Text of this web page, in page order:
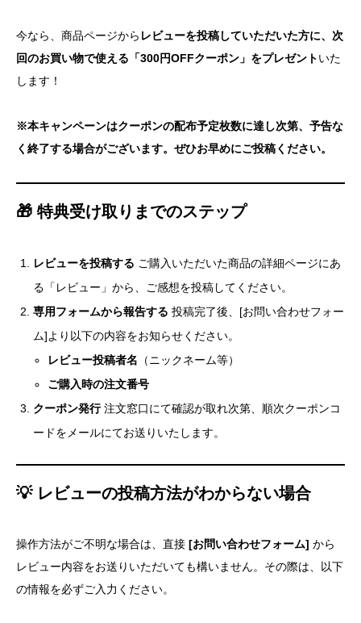
今なら、商品ページから レビューを投稿していただいた方に、次
回のお買い物で使える「300円OFFクーポン」をプレゼントいた
します！
※本キャンペーンはクーポンの配布予定枚数に達し次第、予告な
く終了する場合がございます。ぜひお早めにご投稿ください。
🎁 特典受け取りまでのステップ
レビューを投稿する ご購入いただいた商品の詳細ページにあ
る「レビュー」から、ご感想を投稿してください。
専用フォームから報告する 投稿完了後、[お問い合わせフォー
ム]より以下の内容をお知らせください。
レビュー投稿者名 （ニックネーム等）
ご購入時の注文番号
クーポン発行注文窓口にて確認が取れ次第、順次クーポンコ
ードをメールにてお送りいたします。
💡 レビューの投稿方法がわからない場合
操作方法がご不明な場合は、直接 [お問い合わせフォーム] から
レビュー内容をお送りいただいても構いません。その際は、以下
の情報を必ずご入力ください。